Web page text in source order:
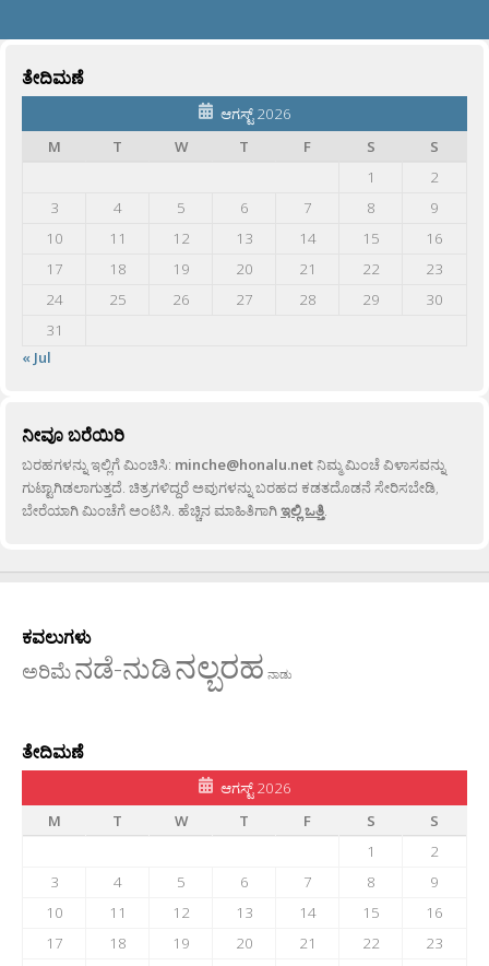
ತೇದಿಮಣೆ
ಆಗಸ್ಟ್ 2026
M
T W T F S
S
1
2
3
4 5 6 7 8
9
10
11 12 13 14 15
16
17
18 19 20 21 22
23
24
25 26 27 28 29
30
31
« Jul
ನೀವೂ ಬರೆಯಿರಿ
ಬರಹಗಳನ್ನು ಇಲ್ಲಿಗೆ ಮಿಂಚಿಸಿ: minche@honalu.netನಿಮ್ಮ ಮಿಂಚೆ ವಿಳಾಸವನ್ನು
ಗುಟ್ಟಾಗಿಡಲಾಗುತ್ತದೆ. ಚಿತ್ರಗಳಿದ್ದರೆ ಅವುಗಳನ್ನು ಬರಹದ ಕಡತದೊಡನೆ ಸೇರಿಸಬೇಡಿ,
ಬೇರೆಯಾಗಿ ಮಿಂಚೆಗೆ ಅಂಟಿಸಿ. ಹೆಚ್ಚಿನ ಮಾಹಿತಿಗಾಗಿಇಲ್ಲಿ ಒತ್ತಿ
ಕವಲುಗಳು
ಅರಿಮೆನಡೆ-ನುಡಿನಲ್ಬರಹ ನಾಡು
ತೇದಿಮಣೆ
ಆಗಸ್ಟ್ 2026
M
T W T F S
S
1
2
3
4 5 6 7 8
9
10
11 12 13 14 15
16
17
18 19 20 21 22
23